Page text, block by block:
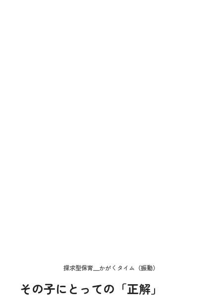
探求型保育＿かがくタイム（振動）
その子にとっての「正解」